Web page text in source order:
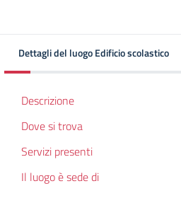
Dettagli del luogo Edificio scolastico
Descrizione
Dove si trova
Servizi presenti
Il luogo è sede di